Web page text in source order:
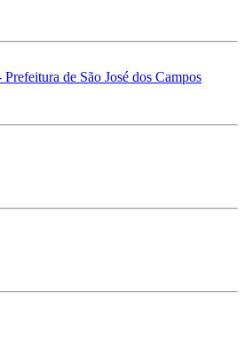
de São José dos Campos